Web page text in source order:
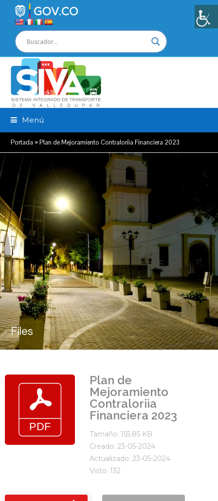
Menú
Portada »Plan de Mejoramiento Contraloriìa Financiera 2023
Files
Plan de
Mejoramiento
Contraloriìa
Financiera 2023
Tamaño: 155.85 KB
Creado: 23-05-2024
Actualizado: 23-05-2024
Visto: 132